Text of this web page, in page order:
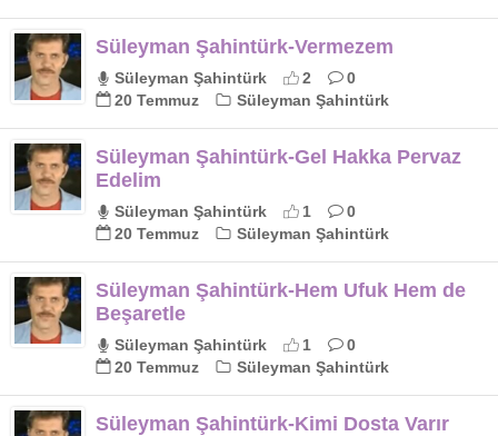
Süleyman Şahintürk-Vermezem
Süleyman Şahintürk 2
0
20 Temmuz
Süleyman Şahintürk
Süleyman Şahintürk-Gel Hakka Pervaz
Edelim
Süleyman Şahintürk 1
0
20 Temmuz
Süleyman Şahintürk
Süleyman Şahintürk-Hem Ufuk Hem de
Beşaretle
Süleyman Şahintürk 1
0
20 Temmuz
Süleyman Şahintürk
Süleyman Şahintürk-Kimi Dosta Varır